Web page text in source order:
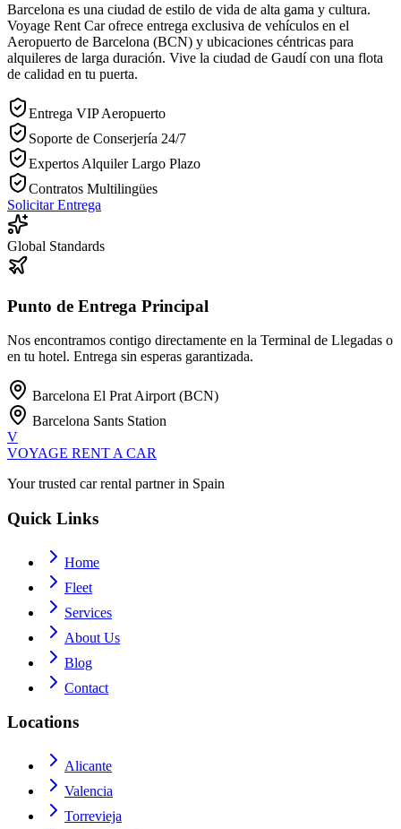
Barcelona es una ciudad de estilo de vida de alta gama y cultura.
Voyage Rent Car ofrece entrega exclusiva de vehículos en el
Aeropuerto de Barcelona (BCN) y ubicaciones céntricas para
alquileres de larga duración. Vive la ciudad de Gaudí con una flota
de calidad en tu puerta.
Entrega VIP Aeropuerto
Soporte de Conserjería 24/7
Expertos Alquiler Largo Plazo
Contratos Multilingües
Solicitar Entrega
Global Standards
Punto de Entrega Principal
Nos encontramos contigo directamente en la Terminal de Llegadas o
en tu hotel. Entrega sin esperas garantizada.
Barcelona El Prat Airport (BCN)
Barcelona Sants Station
V
VOYAGE RENT A CAR
Your trusted car rental partner in Spain
Quick Links
Home
Fleet
Services
About Us
Blog
Contact
Locations
Alicante
Valencia
Torrevieja